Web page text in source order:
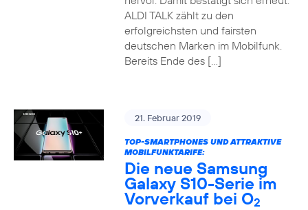
ALDI TALK zählt zu den
erfolgreichsten und fairsten
deutschen Marken im Mobilfunk.
Bereits Ende des […]
21. Februar 2019
TOP-SMARTPHONES UND ATTRAKTIVE
MOBILFUNKTARIFE:
Die neue Samsung
Galaxy S10-Serie im
Vorverkauf bei O2